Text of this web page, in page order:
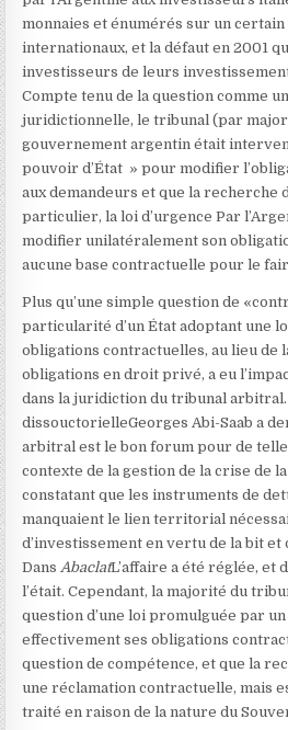
monnaies et énumérés sur un certain
internationaux, et la défaut en 2001
investisseurs de leurs
Compte tenu de la question comme
juridictionnelle, le tribunal (par
gouvernement argentin était
pouvoir d’État » pour modifier
aux demandeurs et que la recherche
particulier, la loi d’urgence Par
modifier unilatéralement son
aucune base contractuelle pour le
Plus qu’une simple question de
particularité d’un État adoptant une
obligations contractuelles, au lieu de
obligations en droit privé, a eu
dans la juridiction du tribunal
dissouctorielleGeorges Abi-Saab a
arbitral est le bon forum pour de
contexte de la gestion de la crise de
constatant que les instruments de
manquaient le lien territorial
d’investissement en vertu de la bit et
DansAbaclatL’affaire a été réglée, et
l’était. Cependant, la majorité du
question d’une loi promulguée par
effectivement ses obligations
question de compétence, et que la
une réclamation contractuelle, mais
traité en raison de la nature du